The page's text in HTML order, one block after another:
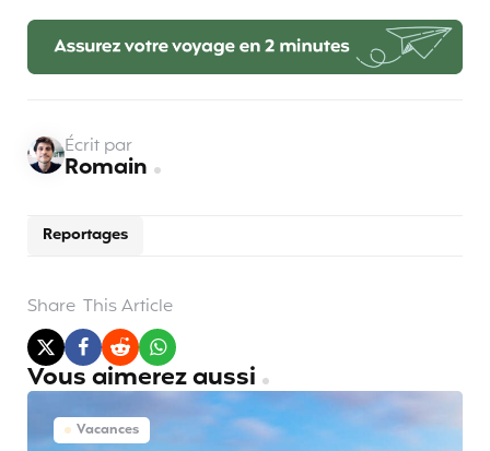
Reportages
Écrit par
Romain
Share This Article
Vous aimerez aussi
Vacances